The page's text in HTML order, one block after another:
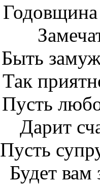
Быть
Так
Пусть
Дарит
Пусть
Будет вам